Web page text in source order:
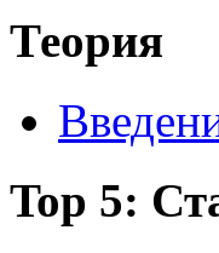
Теория
Top 5: